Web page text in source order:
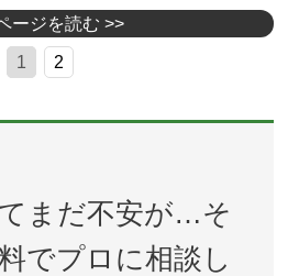
ージを読む >>
1 2
まだ不安が…そ
でプロに相談し